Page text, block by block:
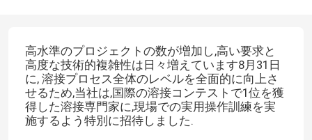
高水準のプロジェクトの数が増加し,高い要求と
高度な技術的複雑性は日々増えています8月31日
に, 溶接プロセス全体のレベルを全面的に向上さ
せるため,当社は,国際の溶接コンテストで1位を獲
得した溶接専門家に,現場での実用操作訓練を実
施するよう特別に招待しました.